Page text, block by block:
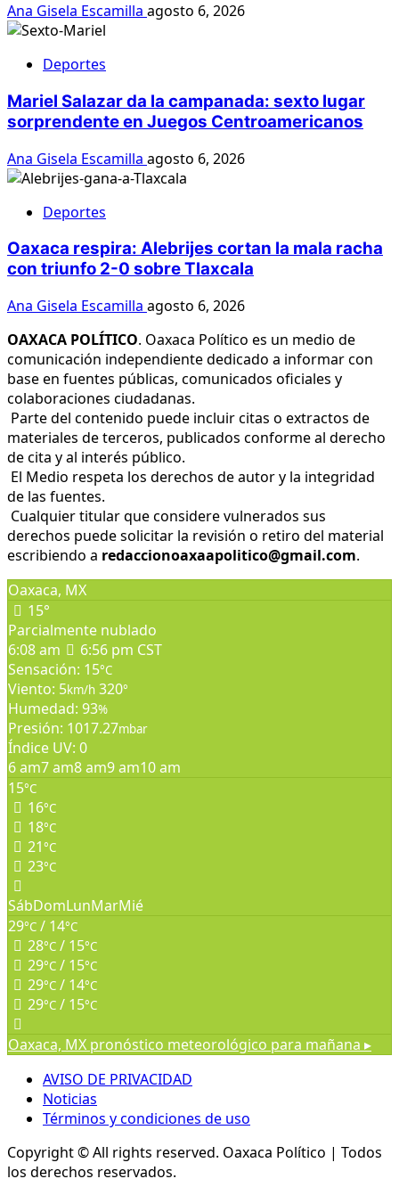
Ana Gisela Escamilla agosto 6, 2026
Deportes
Mariel Salazar da la campanada: sexto lugar
sorprendente en Juegos Centroamericanos
Ana Gisela Escamilla agosto 6, 2026
Deportes
Oaxaca respira: Alebrijes cortan la mala racha
con triunfo 2-0 sobre Tlaxcala
Ana Gisela Escamilla agosto 6, 2026
OAXACA POLÍTICO. Oaxaca Político es un medio de
comunicación independiente dedicado a informar con
base en fuentes públicas, comunicados oficiales y
colaboraciones ciudadanas.
Parte del contenido puede incluir citas o extractos de
materiales de terceros, publicados conforme al derecho
de cita y al interés público.
El Medio respeta los derechos de autor y la integridad
de las fuentes.
Cualquier titular que considere vulnerados sus
derechos puede solicitar la revisión o retiro del material
escribiendo a redaccionoaxaapolitico@gmail.com.
Oaxaca, MX
15°
Parcialmente nublado
6:08 am
6:56 pm CST
Sensación: 15°C
Viento: 5km/h 320°
Humedad: 93%
Presión: 1017.27mbar
Índice UV: 0
6 am7 am8 am9 am10 am
15°C
16°C
18°C
21°C
23°C
SábDomLunMarMié
29°C / 14°C
28°C / 15°C
29°C / 15°C
29°C / 14°C
29°C / 15°C
Oaxaca, MX pronóstico meteorológico para mañana ▸
AVISO DE PRIVACIDAD
Noticias
Términos y condiciones de uso
Copyright © All rights reserved. Oaxaca Político | Todos
los derechos reservados.